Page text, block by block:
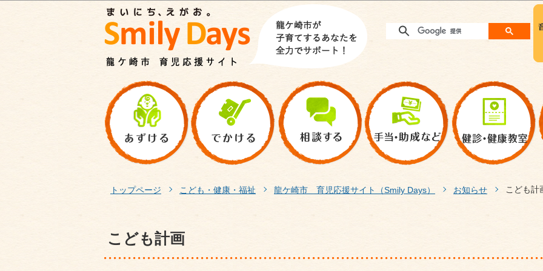
このページの本文へ移動
トップページ こども・健康・福祉 龍ケ崎市 育児応援サイト（Smily Days） お知らせ こども計
こども計画